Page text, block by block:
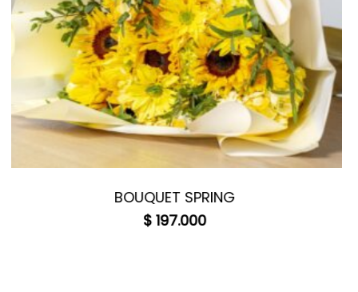
BOUQUET SPRING
$ 197.000